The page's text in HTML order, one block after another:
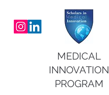
MEDICAL
INNOVATION
PROGRAM